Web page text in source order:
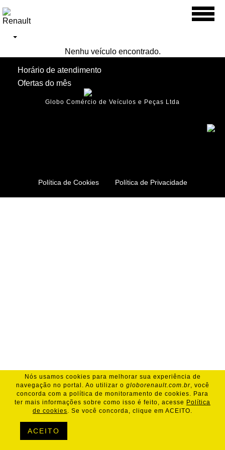
Nenhu veículo encontrado.
Horário de atendimento
Ofertas do mês
Globo Comércio de Veículos e Peças Ltda
Política de Cookies Política de Privacidade
Nós usamos cookies para melhorar sua experiência de
navegação no portal. Ao utilizar o globorenault.com.br, você
concorda com a política de monitoramento de cookies. Para
ter mais informações sobre como isso é feito, acesse Política
de cookies. Se você concorda, clique em ACEITO.
ACEITO